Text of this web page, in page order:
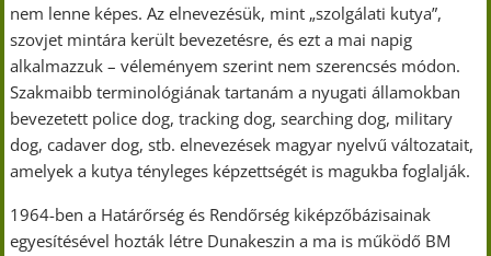
nem lenne képes. Az elnevezésük, mint „szolgálati kutya”,
szovjet mintára került bevezetésre, és ezt a mai napig
alkalmazzuk – véleményem szerint nem szerencsés módon.
Szakmaibb terminológiának tartanám a nyugati államokban
bevezetett police dog, tracking dog, searching dog, military
dog, cadaver dog, stb. elnevezések magyar nyelvű változatait,
amelyek a kutya tényleges képzettségét is magukba foglalják.
1964-ben a Határőrség és Rendőrség kiképzőbázisainak
egyesítésével hozták létre Dunakeszin a ma is működő BM